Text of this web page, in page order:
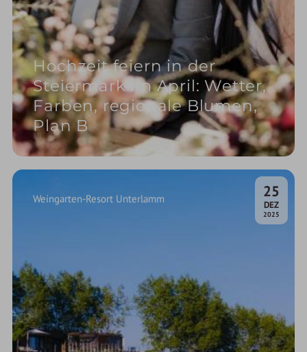
Hochzeit feiern in der
Steiermark im April: Wetter,
Farben, regionale Blumen,
Plan B
25
DEZ.
2025
Weingarten-Resort Unterlamm